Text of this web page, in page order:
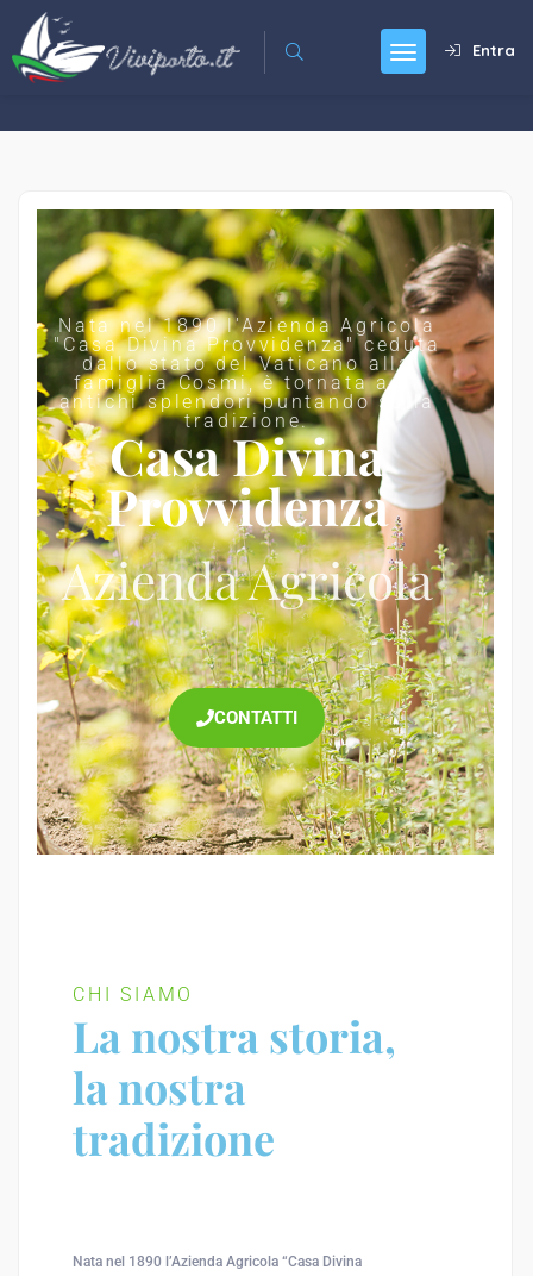
Entra
Nata nel 1890 l'Azienda Agricola
"Casa Divina Provvidenza" ceduta
dallo stato del Vaticano alla
famiglia Cosmi, è tornata agli
antichi splendori puntando sulla
tradizione.
Casa Divina
Provvidenza
Azienda Agricola
CONTATTI
CHI SIAMO
La nostra storia,
la nostra
tradizione
Nata nel 1890 l’Azienda Agricola “Casa Divina